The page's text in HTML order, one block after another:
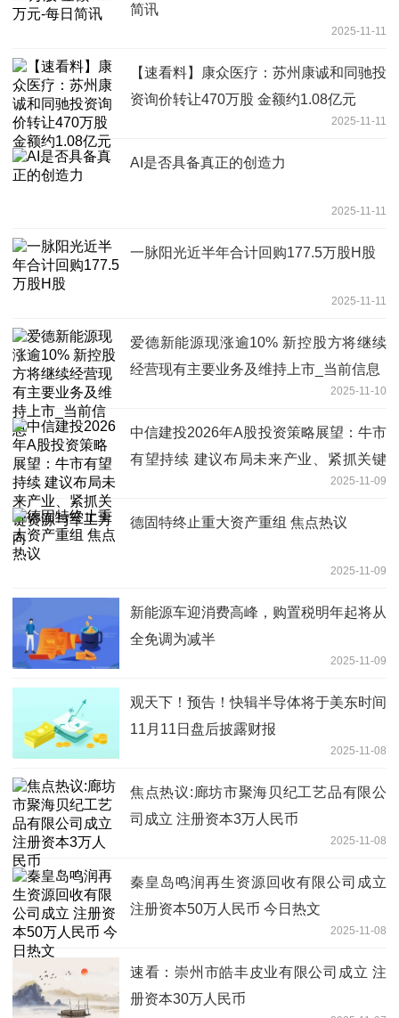
简讯
2025-11-11
【速看料】康众医疗：苏州康诚和同驰投
资询价转让470万股 金额约1.08亿元
2025-11-11
AI是否具备真正的创造力
2025-11-11
一脉阳光近半年合计回购177.5万股H股
2025-11-11
爱德新能源现涨逾10% 新控股方将继续
经营现有主要业务及维持上市_当前信息
2025-11-10
中信建投2026年A股投资策略展望：牛市
有望持续 建议布局未来产业、紧抓关键
2025-11-09
德固特终止重大资产重组 焦点热议
2025-11-09
新能源车迎消费高峰，购置税明年起将从
全免调为减半
2025-11-09
观天下！预告！快辑半导体将于美东时间
11月11日盘后披露财报
2025-11-08
焦点热议:廊坊市聚海贝纪工艺品有限公
司成立 注册资本3万人民币
2025-11-08
秦皇岛鸣润再生资源回收有限公司成立
注册资本50万人民币 今日热文
2025-11-08
速看：崇州市皓丰皮业有限公司成立 注
册资本30万人民币